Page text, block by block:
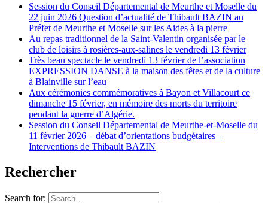
Session du Conseil Départemental de Meurthe et Moselle du
22 juin 2026 Question d’actualité de Thibault BAZIN au
Préfet de Meurthe et Moselle sur les Aides à la pierre
Au repas traditionnel de la Saint-Valentin organisée par le
club de loisirs à rosières-aux-salines le vendredi 13 février
Très beau spectacle le vendredi 13 février de l’association
EXPRESSION DANSE à la maison des fêtes et de la culture
à Blainville sur l’eau
Aux cérémonies commémoratives à Bayon et Villacourt ce
dimanche 15 février, en mémoire des morts du territoire
pendant la guerre d’Algérie.
Session du Conseil Départemental de Meurthe-et-Moselle du
11 février 2026 – débat d’orientations budgétaires –
Interventions de Thibault BAZIN
Rechercher
Search for: